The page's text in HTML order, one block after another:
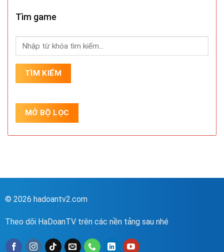
Tìm game
© 2026 hadoantv2.com
Theo dõi HaDoanTV trên các nền tảng sau nhé